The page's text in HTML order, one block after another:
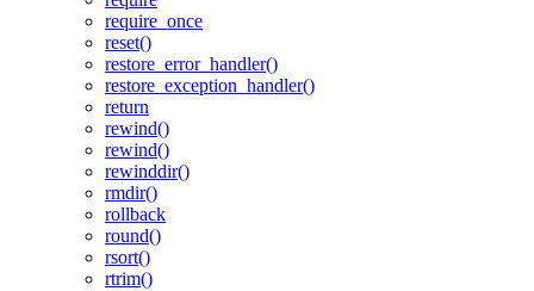
require_once
reset()
restore_error_handler()
restore_exception_handler()
return
rewind()
rewind()
rewinddir()
rmdir()
rollback
round()
rsort()
rtrim()